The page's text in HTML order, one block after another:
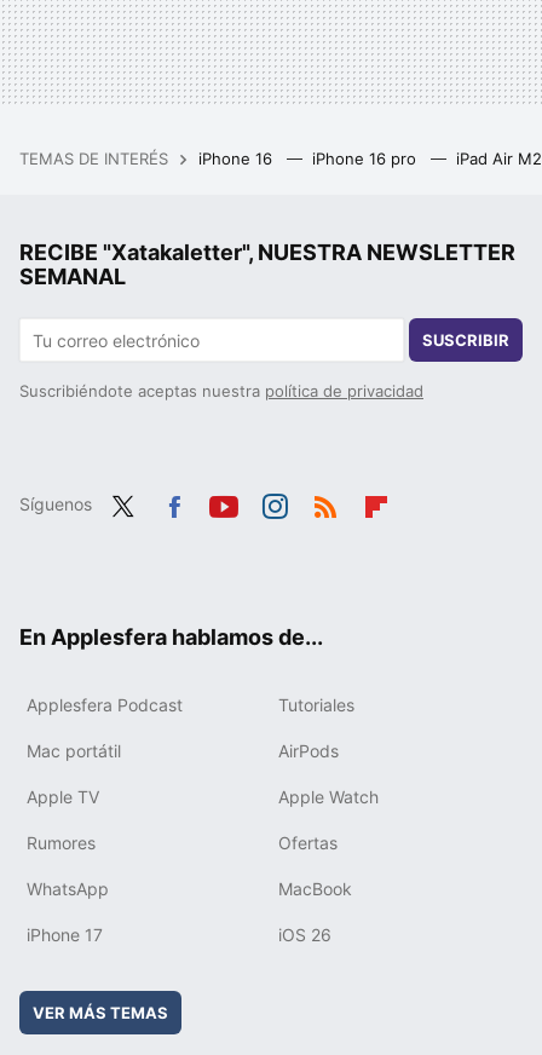
TEMAS DE INTERÉS iPhone 16 iPhone 16 pro iPad Air
RECIBE "Xatakaletter", NUESTRA NEWSLETTER
SEMANAL
SUSCRIBIR
Suscribiéndote aceptas nuestra política de privacidad
Síguenos
En Applesfera hablamos de...
Applesfera Podcast Tutoriales
Mac portátil AirPods
Apple TV Apple Watch
Rumores Ofertas
WhatsApp MacBook
iPhone 17 iOS 26
VER MÁS TEMAS